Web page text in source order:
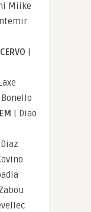
Miike
Bonello
| Diao
Diaz
Zabou